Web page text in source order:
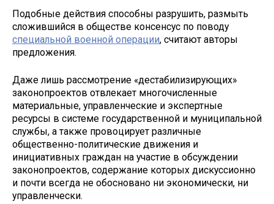
Подобные действия способны разрушить, размыть
сложившийся в обществе консенсус по поводу
специальной военной операции, считают авторы
предложения.
Даже лишь рассмотрение «дестабилизирующих»
законопроектов отвлекает многочисленные
материальные, управленческие и экспертные
ресурсы в системе государственной и муниципальной
службы, а также провоцирует различные
общественно-политические движения и
инициативных граждан на участие в обсуждении
законопроектов, содержание которых дискуссионно
и почти всегда не обосновано ни экономически, ни
управленчески.